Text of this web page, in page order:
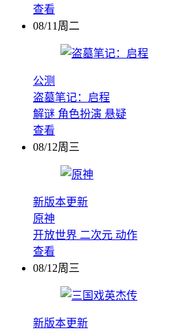
查看
08/11周二
公测
盗墓笔记：启程
解谜 角色扮演 悬疑
查看
08/12周三
新版本更新
原神
开放世界 二次元 动作
查看
08/12周三
新版本更新